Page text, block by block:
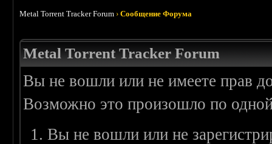
Metal Torrent Tracker Forum ›Сообщение Форума
Metal Torrent Tracker Forum
Вы не вошли или не имеете прав
Возможно это произошло по
Вы не вошли или не